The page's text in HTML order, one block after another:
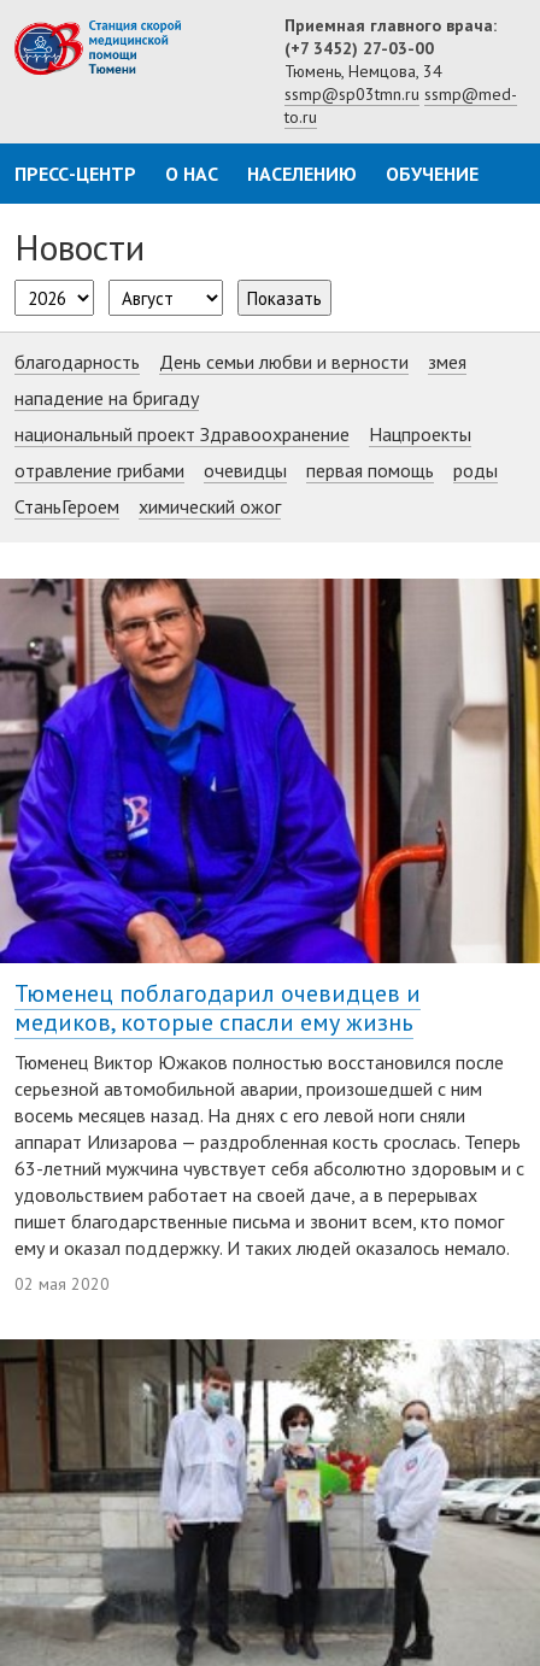
Приемная главного врача:
(+7 3452) 27-03-00
Тюмень, Немцова, 34
ssmp@sp03tmn.ru ssmp@med-
to.ru
ПРЕСС-ЦЕНТР О НАС НАСЕЛЕНИЮ ОБУЧЕНИЕ
Новости
Показать
благодарность День семьи любви и верности
змея
нападение на бригаду
национальный проект Здравоохранение
Нацпроекты
отравление грибами
очевидцы первая помощь
роды
СтаньГероем
химический ожог
Тюменец поблагодарил очевидцев и
медиков, которые спасли ему жизнь
Тюменец Виктор Южаков полностью восстановился после
серьезной автомобильной аварии, произошедшей с ним
восемь месяцев назад. На днях с его левой ноги сняли
аппарат Илизарова — раздробленная кость срослась. Теперь
63-летний мужчина чувствует себя абсолютно здоровым и с
удовольствием работает на своей даче, а в перерывах
пишет благодарственные письма и звонит всем, кто помог
ему и оказал поддержку. И таких людей оказалось немало.
02 мая 2020